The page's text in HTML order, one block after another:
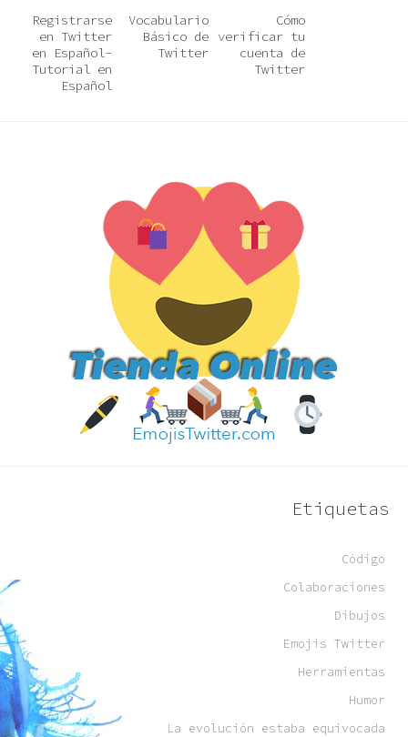
Registrarse
en Twitter
en Español-
Tutorial en
Español
Vocabulario
Básico de
Twitter
Cómo
verificar tu
cuenta de
Twitter
Etiquetas
Código
Colaboraciones
Dibujos
Emojis Twitter
Herramientas
Humor
La evolución estaba equivocada